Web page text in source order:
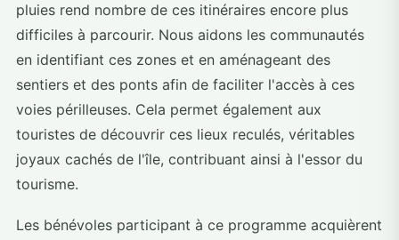
pluies rend nombre de ces itinéraires encore plus
difficiles à parcourir. Nous aidons les communautés
en identifiant ces zones et en aménageant des
sentiers et des ponts afin de faciliter l'accès à ces
voies périlleuses. Cela permet également aux
touristes de découvrir ces lieux reculés, véritables
joyaux cachés de l'île, contribuant ainsi à l'essor du
tourisme.
Les bénévoles participant à ce programme acquièrent